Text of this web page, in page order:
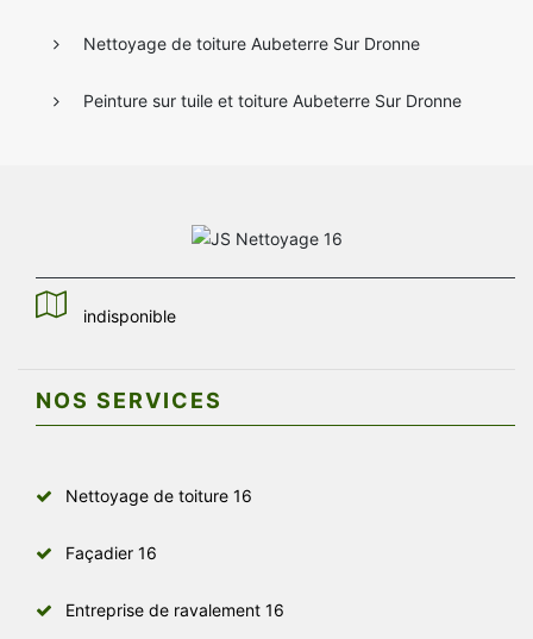
Nettoyage de toiture Aubeterre Sur Dronne
Peinture sur tuile et toiture Aubeterre Sur Dronne
indisponible
NOS SERVICES
Nettoyage de toiture 16
Façadier 16
Entreprise de ravalement 16